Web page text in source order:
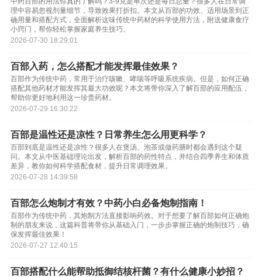
理中容易忽视剂量细节，导致效果打折扣。本文从百部的功效、适用场景到正
确用量和搭配方式，全面解析这味传统中药材的科学使用方法，附送健康食疗
小窍门，帮你轻松掌握家庭养生技巧。
2026-07-30 18:29:01
百部入药，怎么搭配才能发挥最佳效果？
百部作为传统中药，常用于治疗咳嗽、哮喘等呼吸系统疾病。但是，如何正确
搭配其他药材才能发挥其最大功效呢？本文将带你深入了解百部的应用配伍，
帮助你更好地利用这一珍贵药材。
2026-07-29 16:30:22
百部是温性还是凉性？日常养生怎么用更科学？
百部到底是温性还是凉性？很多人在煲汤、泡茶或做药膳时都会遇到这个疑
问。本文从中医基础理论出发，解析百部的药性特点，并结合四季养生和体质
差异，教你如何科学搭配食材，提升日常调理效果。
2026-07-28 14:39:58
百部怎么炮制才有效？中药小白必备炮制指南！
百部作为传统中药，其炮制方法直接影响药效。对于想要了解百部如何正确炮
制的朋友来说，这篇科普将带你从基础入门，一步步掌握正确的炮制技巧，确
保发挥最佳效果！
2026-07-27 12:40:15
百部搭配什么能帮助抵御结核杆菌？有什么健康小妙招？